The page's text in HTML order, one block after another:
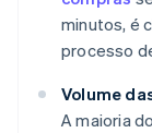
minutos, é
processo
Volume
A maioria